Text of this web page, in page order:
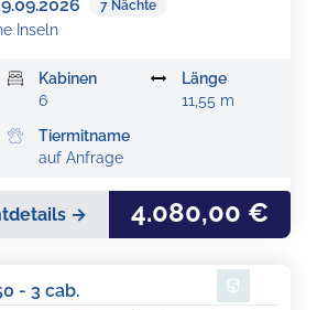
7 Nächte
Inseln
Kabinen
6
Länge
11,55 m
Tiermitname
auf Anfrage
→ 4.080,00 €
- 3 cab.